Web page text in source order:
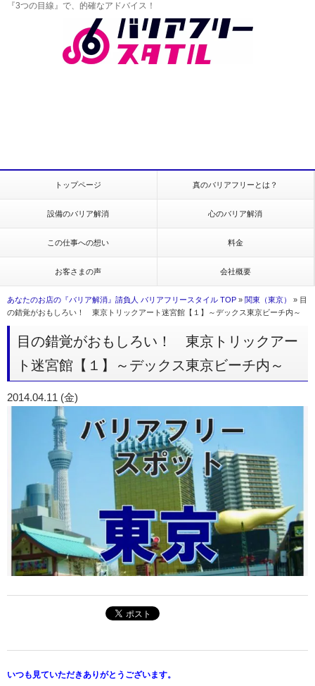
『3つの目線』で、的確なアドバイス！
トップページ 真のバリアフリーとは？
設備のバリア解消 心のバリア解消
この仕事への想い 料金
お客さまの声 会社概要
あなたのお店の『バリア解消』請負人 バリアフリースタイル TOP » 関東（東京） » 目
の錯覚がおもしろい！ 東京トリックアート迷宮館【１】～デックス東京ビーチ内～
目の錯覚がおもしろい！ 東京トリックアー
ト迷宮館【１】～デックス東京ビーチ内～
2014.04.11 (金)
いつも見ていただきありがとうございます。